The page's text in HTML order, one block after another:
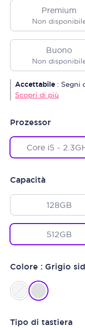
Premium
Non
Buono
Non
Accettabile : Segni
Scopri di più
Prozessor
Core i5 -
Capacità
128GB
512GB
Colore : Grigio
Tipo di tastiera